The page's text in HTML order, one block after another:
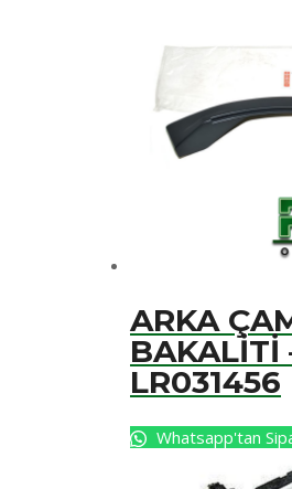
ARKA
BAKALİTİ
LR031456
Whatsapp'tan